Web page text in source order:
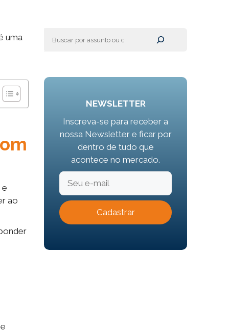
uma
e
ao
NEWSLETTER
Inscreva-se para receber a
nossa Newsletter e ficar por
dentro de tudo que
acontece no mercado.